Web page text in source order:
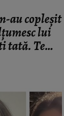
au copleșit
lui
tată. Te